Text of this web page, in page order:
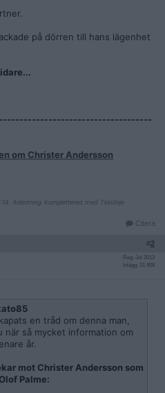
på dörren till hans lägenhet
om Christer Andersson
Anledning: Kompletterad med Tidslinje
Citera
#2
Reg: Jul 2013
Inlägg: 31 908
en tråd om denna man,
så mycket information om
år.
mot Christer Andersson som
Palme: